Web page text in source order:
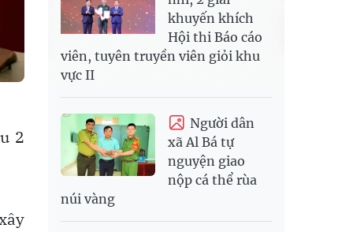
2
khuyến khích
Hội thi Báo cáo
viên, tuyên truyền viên giỏi khu
vực II
Người dân
xã Al Bá tự
nguyện giao
nộp cá thể rùa
núi vàng